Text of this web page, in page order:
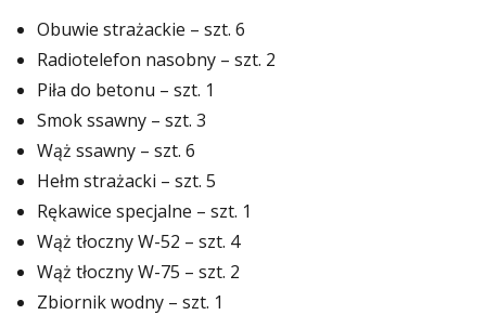
Obuwie strażackie – szt. 6
Radiotelefon nasobny – szt. 2
Piła do betonu – szt. 1
Smok ssawny – szt. 3
Wąż ssawny – szt. 6
Hełm strażacki – szt. 5
Rękawice specjalne – szt. 1
Wąż tłoczny W-52 – szt. 4
Wąż tłoczny W-75 – szt. 2
Zbiornik wodny – szt. 1